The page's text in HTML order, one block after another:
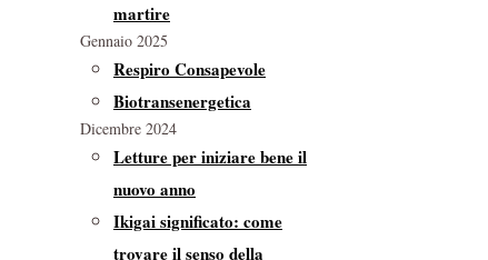
martire
Gennaio 2025
Respiro Consapevole
Biotransenergetica
Dicembre 2024
Letture per iniziare bene il
nuovo anno
Ikigai significato: come
trovare il senso della